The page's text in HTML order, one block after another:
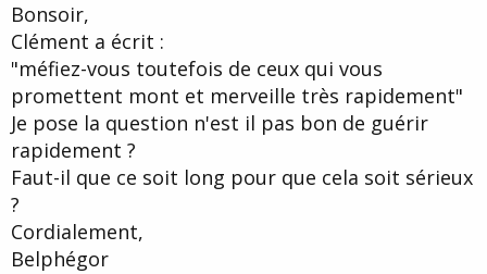
Bonsoir,
Clément a écrit :
"méfiez-vous toutefois de ceux qui vous
promettent mont et merveille très rapidement"
Je pose la question n'est il pas bon de guérir
rapidement ?
Faut-il que ce soit long pour que cela soit sérieux
?
Cordialement,
Belphégor